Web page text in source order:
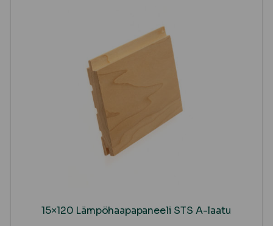
15×120 Lämpöhaapapaneeli STS A-laatu